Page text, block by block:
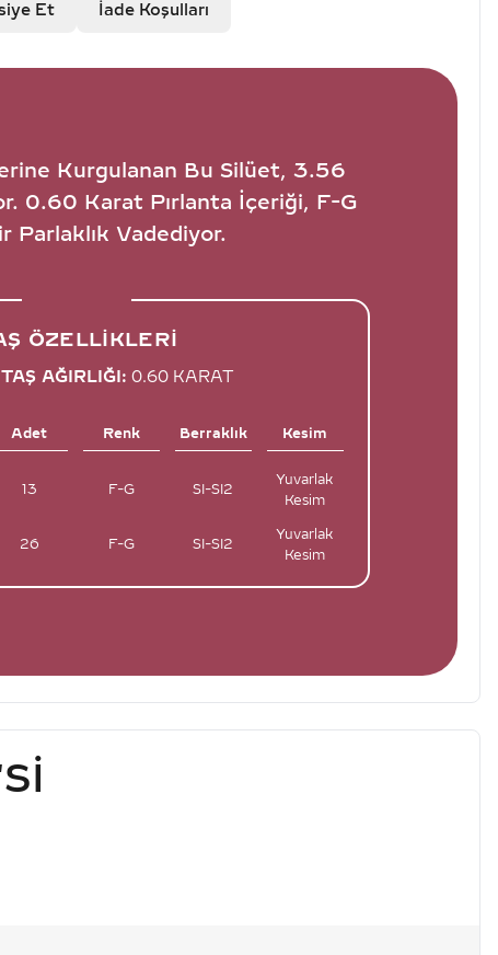
Et İade Koşulları
Kurgulanan Bu Silüet, 3.56
0.60 Karat Pırlanta İçeriği, F-G
Parlaklık Vadediyor.
ÖZELLIKLERI
AĞIRLIĞI: 0.60 KARAT
Adet Renk Berraklık Kesim
13 F-G SI-SI2
Yuvarlak
Kesim
26 F-G SI-SI2
Yuvarlak
Kesim